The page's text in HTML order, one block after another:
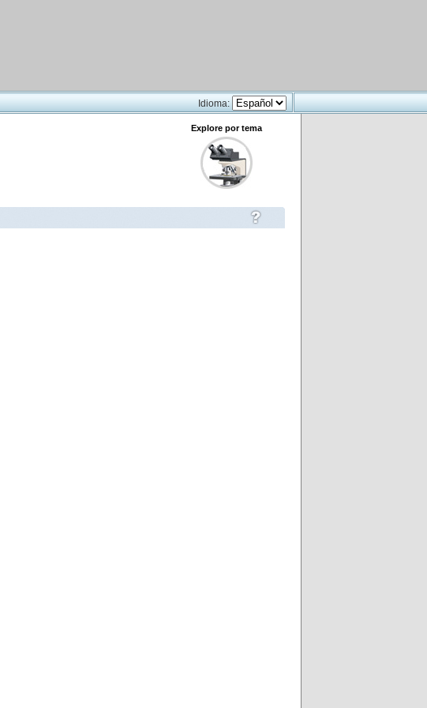
Idioma:
Explore por tema